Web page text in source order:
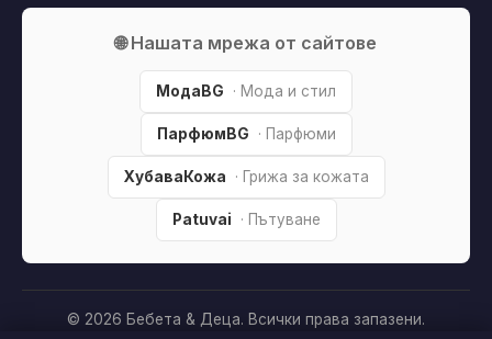
🌐 Нашата мрежа от сайтове
МодаBG · Мода и стил
ПарфюмBG · Парфюми
ХубаваКожа · Грижа за кожата
Patuvai · Пътуване
© 2026 Бебета & Деца. Всички права запазени.